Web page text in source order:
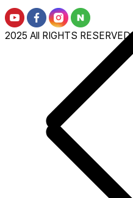
2025 All RIGHTS RESERVED.